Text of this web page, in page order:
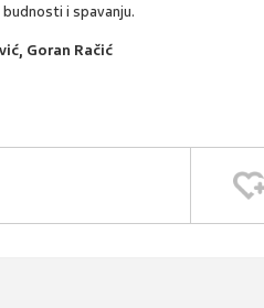
i spavanju.
Goran Račić